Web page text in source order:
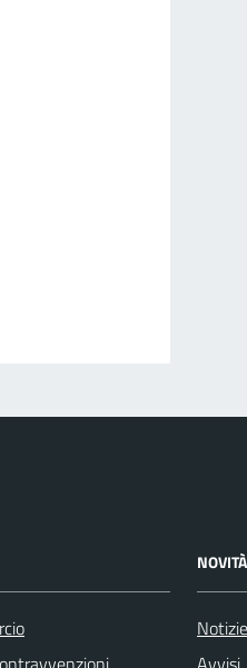
NOVITÀ
Notizie